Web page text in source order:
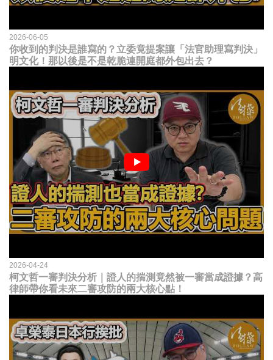
2026-06-05
你收到的判決是誰寫的？立委竟提案讓「法官助理寫判決」
明文化！那以後是不是乾脆連開庭都外包出去？
2026-04-24
柯文哲一審判決分析｜證人的揣測竟然被一審當成證據？高
律師帶你看未來二審攻防的兩大核心點！